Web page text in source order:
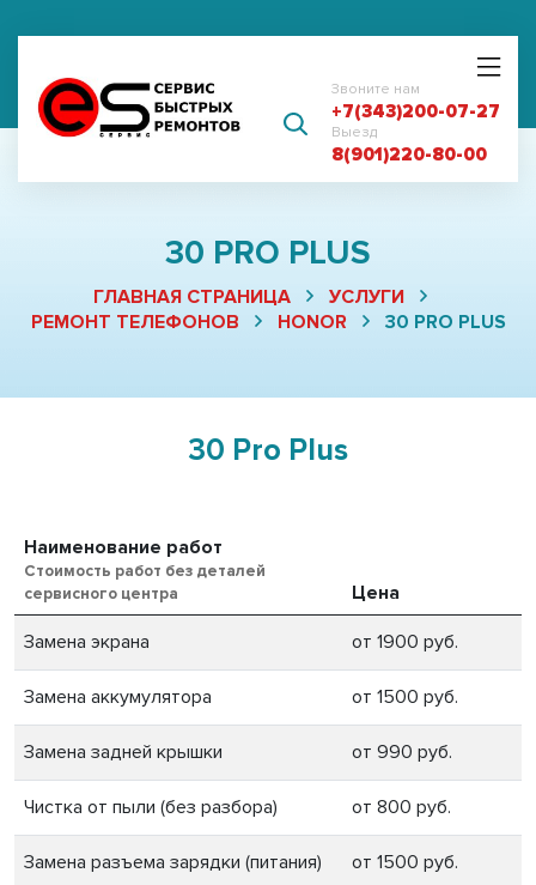
Звоните нам
+7(343)200-07-27
Выезд
8(901)220-80-00
30 PRO PLUS
ГЛАВНАЯ СТРАНИЦА
УСЛУГИ
РЕМОНТ ТЕЛЕФОНОВ
HONOR 30 PRO PLUS
30 Pro Plus
Наименование работ
Стоимость работ без деталей
сервисного центра
Цена
Замена экрана от 1900 руб.
Замена аккумулятора от 1500 руб.
Замена задней крышки от 990 руб.
Чистка от пыли (без разбора) от 800 руб.
Замена разъема зарядки (питания) от 1500 руб.